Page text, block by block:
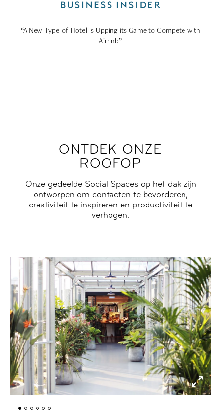
“A New Type of Hotel is Upping its Game to Compete with
Airbnb”
ONTDEK ONZE
ROOFOP
Onze gedeelde Social Spaces op het dak zijn
ontworpen om contacten te bevorderen,
creativiteit te inspireren en productiviteit te
verhogen.